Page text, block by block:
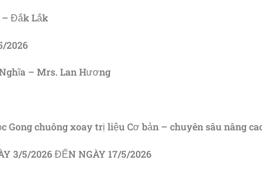
– Đắk Lắk
2026
– Mrs. Lan Hương
Gong chuông xoay trị liệu Cơ bản – chuyên sâu nâng
3/5/2026 ĐẾN NGÀY 17/5/2026